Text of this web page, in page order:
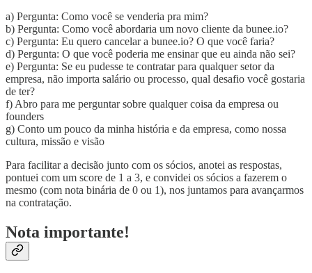
a) Pergunta: Como você se venderia pra mim?
b) Pergunta: Como você abordaria um novo cliente da bunee.io?
c) Pergunta: Eu quero cancelar a bunee.io? O que você faria?
d) Pergunta: O que você poderia me ensinar que eu ainda não sei?
e) Pergunta: Se eu pudesse te contratar para qualquer setor da
empresa, não importa salário ou processo, qual desafio você gostaria
de ter?
f) Abro para me perguntar sobre qualquer coisa da empresa ou
founders
g) Conto um pouco da minha história e da empresa, como nossa
cultura, missão e visão
Para facilitar a decisão junto com os sócios, anotei as respostas,
pontuei com um score de 1 a 3, e convidei os sócios a fazerem o
mesmo (com nota binária de 0 ou 1), nos juntamos para avançarmos
na contratação.
Nota importante!